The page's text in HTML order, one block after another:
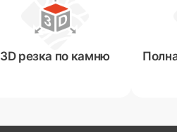
3D резка по камню